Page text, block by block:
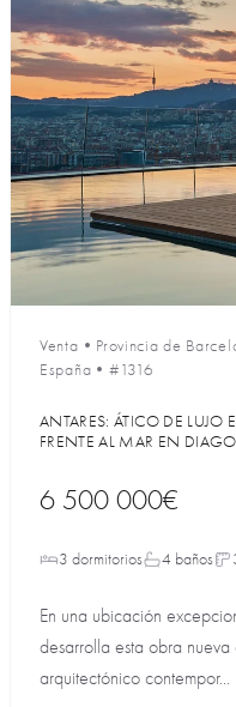
Venta • Provincia de
España • #1316
ANTARES: ÁTICO DE LUJO
FRENTE AL MAR EN
6 500 000€
3 dormitorios 4 baños
En una ubicación
desarrolla esta obra
arquitectónico contempor...